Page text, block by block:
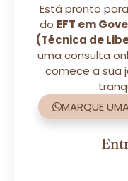
Está pronto
do EFT em
(Técnica de
uma consulta
comece a sua
MARQUE